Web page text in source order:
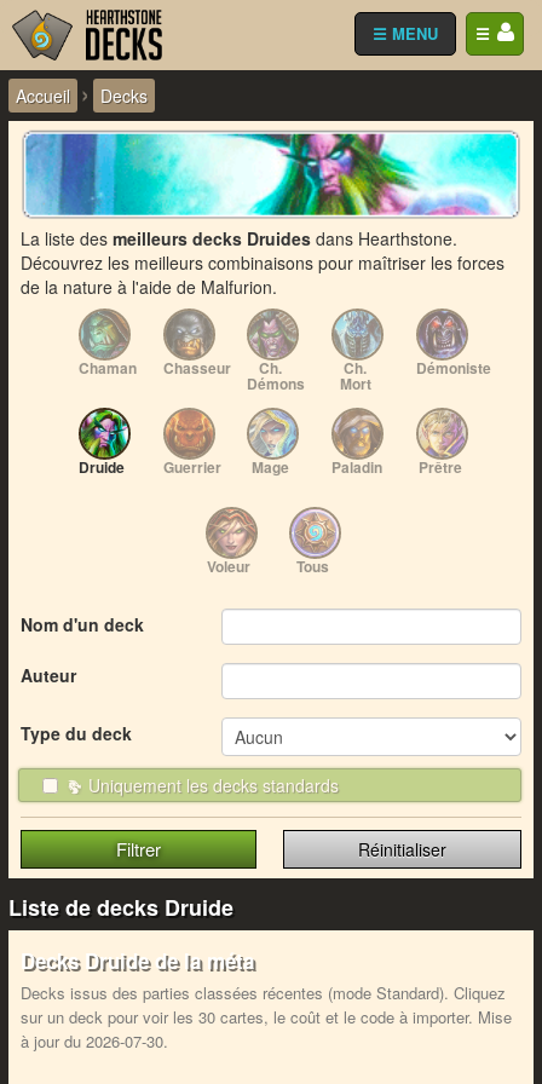
☰
☰ MENU
Accueil › Decks
La liste des meilleurs decks Druides dans Hearthstone.
Découvrez les meilleurs combinaisons pour maîtriser les forces
de la nature à l'aide de Malfurion.
Chaman Chasseur Ch.
Démons
Ch.
Mort
Démoniste
Druide Guerrier Mage Paladin Prêtre
Voleur Tous
Nom d'un deck
Auteur
Type du deck
Uniquement les decks standards
Réinitialiser
Liste de decks Druide
Decks Druide de la méta
Decks issus des parties classées récentes (mode Standard). Cliquez
sur un deck pour voir les 30 cartes, le coût et le code à importer. Mise
à jour du 2026-07-30.